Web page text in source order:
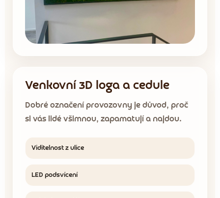
Venkovní 3D loga a cedule
Dobré označení provozovny je důvod, proč
si vás lidé všimnou, zapamatují a najdou.
Viditelnost z ulice
LED podsvícení